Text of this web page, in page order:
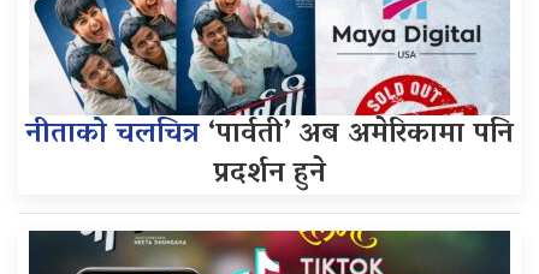
नीताको चलचित्र‘पार्वती’ अब अमेरिकामा पनि
प्रदर्शन हुने